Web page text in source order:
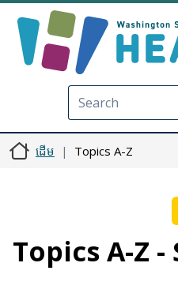
ដើម Topics A-Z
Topics A-Z